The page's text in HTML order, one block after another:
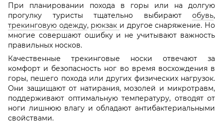
При планировании похода в горы или на долгую
прогулку туристы тщательно выбирают обувь,
трекинговую одежду, рюкзак и другое снаряжение. Но
многие совершают ошибку и не учитывают важность
правильных носков.
Качественные трекинговые носки отвечают за
комфорт и безопасность ног во время восхождения в
горы, пешего похода или других физических нагрузок.
Они защищают от натирания, мозолей и микротравм,
поддерживают оптимальную температуру, отводят от
ноги лишнюю влагу и обладают антибактериальными
свойствами.